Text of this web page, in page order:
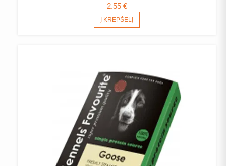
2.55 €
Į KREPŠELĮ